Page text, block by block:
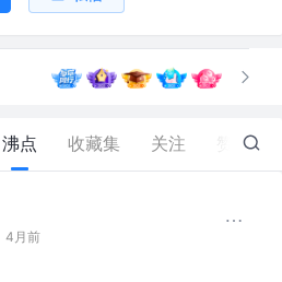
沸点 收藏集 关注 497
4月前